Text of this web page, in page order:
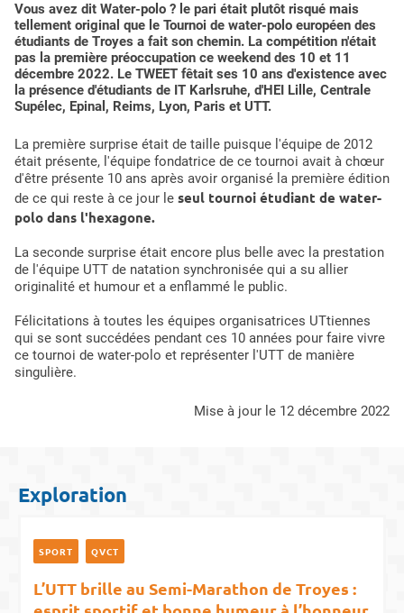
Vous avez dit Water-polo ? le pari était plutôt risqué mais
tellement original que le Tournoi de water-polo européen des
étudiants de Troyes a fait son chemin. La compétition n'était
pas la première préoccupation ce weekend des 10 et 11
décembre 2022. Le TWEET fêtait ses 10 ans d'existence avec
la présence d'étudiants de IT Karlsruhe, d'HEI Lille, Centrale
Supélec, Epinal, Reims, Lyon, Paris et UTT.
La première surprise était de taille puisque l'équipe de 2012
était présente, l'équipe fondatrice de ce tournoi avait à chœur
d'être présente 10 ans après avoir organisé la première édition
de ce qui reste à ce jour le seul tournoi étudiant de water-
polo dans l'hexagone.
La seconde surprise était encore plus belle avec la prestation
de l'équipe UTT de natation synchronisée qui a su allier
originalité et humour et a enflammé le public.
Félicitations à toutes les équipes organisatrices UTtiennes
qui se sont succédées pendant ces 10 années pour faire vivre
ce tournoi de water-polo et représenter l'UTT de manière
singulière.
mise à jour le 12 décembre 2022
Exploration
SPORT QVCT
L’UTT brille au Semi-Marathon de Troyes :